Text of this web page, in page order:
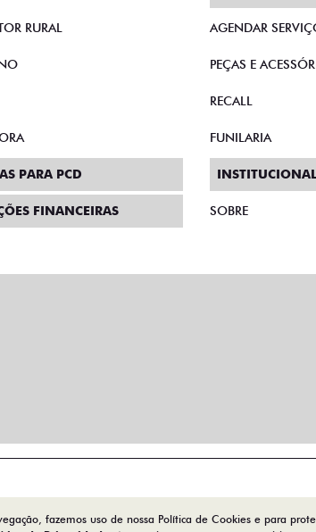
RURAL
PARA PCD
FINANCEIRAS
AGENDAR
PEÇAS E
RECALL
FUNILARIA
INSTITUCIONAL
SOBRE
fazemos uso de nossa Política de Cookies e para